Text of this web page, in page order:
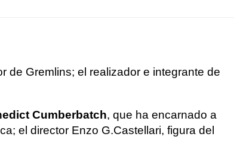
de Gremlins; el realizador e integrante de
Cumberbatch, que ha encarnado a
el director Enzo G.Castellari, figura del